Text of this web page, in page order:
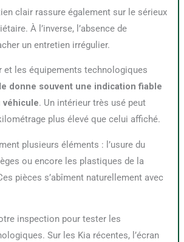
À l’inverse, l’absence de
un entretien irrégulier.
et les équipements technologiques
véhicule. Un intérieur très usé peut
plus élevé que celui affiché.
ou encore les plastiques de la
pièces s’abîment naturellement avec
Sur les Kia récentes, l’écran